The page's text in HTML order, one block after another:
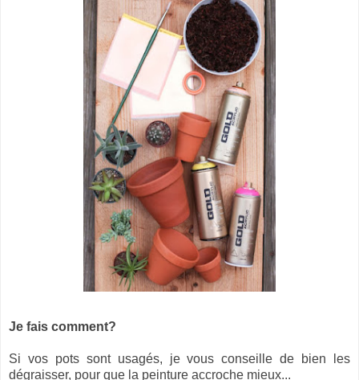
Je fais comment?
Si vos pots sont usagés, je vous conseille de bien les
dégraisser, pour que la peinture accroche mieux...